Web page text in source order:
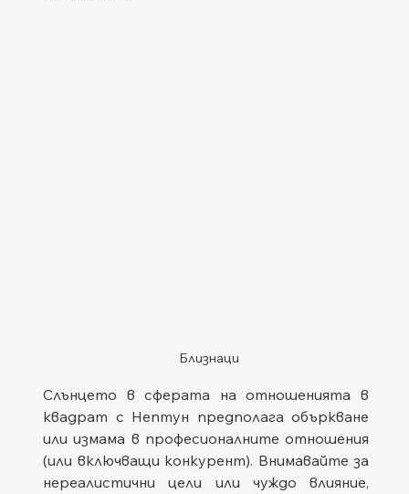
Близнаци
Слънцето в сферата на отношенията в
квадрат с Нептун предполага объркване
или измама в професионалните отношения
(или включващи конкурент). Внимавайте за
нереалистични цели или чуждо влияние,